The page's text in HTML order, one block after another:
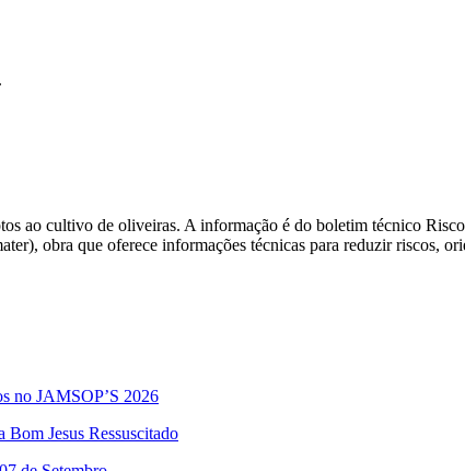
ao cultivo de oliveiras. A informação é do boletim técnico
obra que oferece informações técnicas para reduzir riscos,
no JAMSOP’S 2026
Bom Jesus Ressuscitado